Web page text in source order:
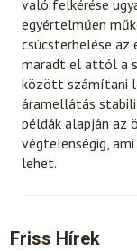
való felkérése
egyértelműen
csúcsterhelése
maradt el attól a
között számítani
áramellátás
példák alapján az
végtelenségig,
lehet.
Friss Hírek